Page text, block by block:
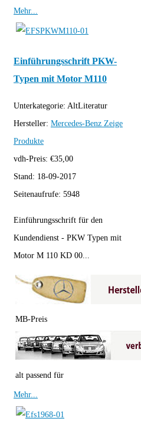
Mehr...
Einführungsschrift PKW-
Typen mit Motor M110
Unterkategorie: AltLiteratur
Hersteller: Mercedes-Benz Zeige
Produkte
vdh-Preis: €35,00
Stand: 18-09-2017
Seitenaufrufe: 5948
Einführungsschrift für den
Kundendienst - PKW Typen mit
Motor M 110 KD 00...
MB-Preis
alt passend für
Mehr...